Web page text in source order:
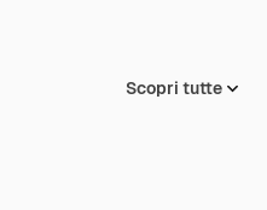
Scopri tutte